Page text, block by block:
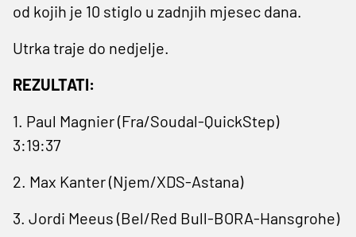
od kojih je 10 stiglo u zadnjih mjesec dana.
Utrka traje do nedjelje.
REZULTATI:
1. Paul Magnier (Fra/Soudal-QuickStep)
3:19:37
2. Max Kanter (Njem/XDS-Astana)
3. Jordi Meeus (Bel/Red Bull-BORA-Hansgrohe)